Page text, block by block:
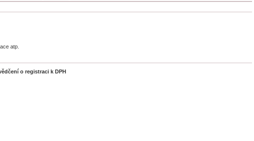
atp.
o registraci k DPH